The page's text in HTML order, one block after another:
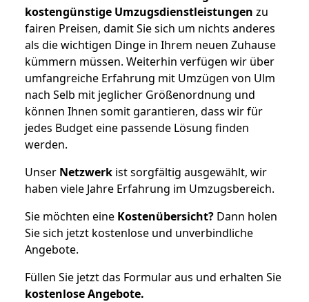
kostengünstige Umzugsdienstleistungen zu
fairen Preisen, damit Sie sich um nichts anderes
als die wichtigen Dinge in Ihrem neuen Zuhause
kümmern müssen. Weiterhin verfügen wir über
umfangreiche Erfahrung mit Umzügen von Ulm
nach Selb mit jeglicher Größenordnung und
können Ihnen somit garantieren, dass wir für
jedes Budget eine passende Lösung finden
werden.
Unser Netzwerk ist sorgfältig ausgewählt, wir
haben viele Jahre Erfahrung im Umzugsbereich.
Sie möchten eine Kostenübersicht? Dann holen
Sie sich jetzt kostenlose und unverbindliche
Angebote.
Füllen Sie jetzt das Formular aus und erhalten Sie
kostenloseAngebote.